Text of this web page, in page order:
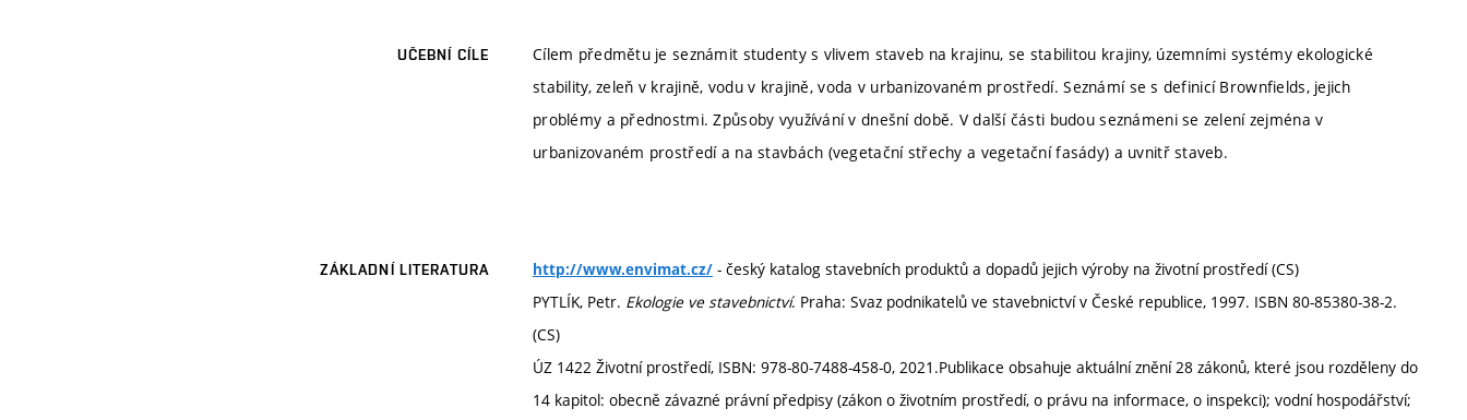
UČEBNÍ CÍLE
Cílem předmětu je seznámit studenty s vlivem staveb na krajinu, se stabilitou krajiny, územními systémy ekologické
stability, zeleň v krajině, vodu v krajině, voda v urbanizovaném prostředí. Seznámí se s definicí Brownfields, jejich
problémy a přednostmi. Způsoby využívání v dnešní době. V další části budou seznámeni se zelení zejména v
urbanizovaném prostředí a na stavbách (vegetační střechy a vegetační fasády) a uvnitř staveb.
ZÁKLADNÍ LITERATURA http://www.envimat.cz/ - český katalog stavebních produktů a dopadů jejich výroby na životní prostředí (CS)
PYTLÍK, Petr. Ekologie ve stavebnictví. Praha: Svaz podnikatelů ve stavebnictví v České republice, 1997. ISBN 80-85380-38-2.
(CS)
ÚZ 1422 Životní prostředí, ISBN: 978-80-7488-458-0, 2021.Publikace obsahuje aktuální znění 28 zákonů, které jsou rozděleny do
14 kapitol: obecně závazné právní předpisy (zákon o životním prostředí, o právu na informace, o inspekci); vodní hospodářství;